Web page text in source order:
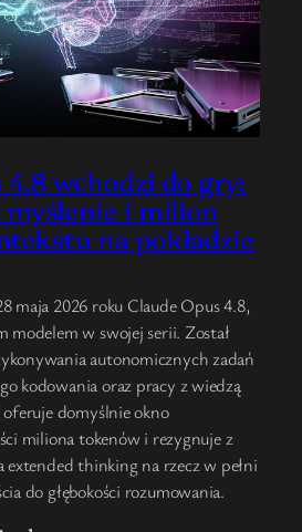
4.8 wchodzi do gry:
i milion
na pokładzie
maja 2026 roku Claude Opus 4.8,
modelem w swojej serii. Został
autonomicznych zadań
kodowania oraz pracy z wiedzą
domyślnie okno
miliona tokenów i rezygnuje z
extended thinking na rzecz w pełni
do głębokości rozumowania.